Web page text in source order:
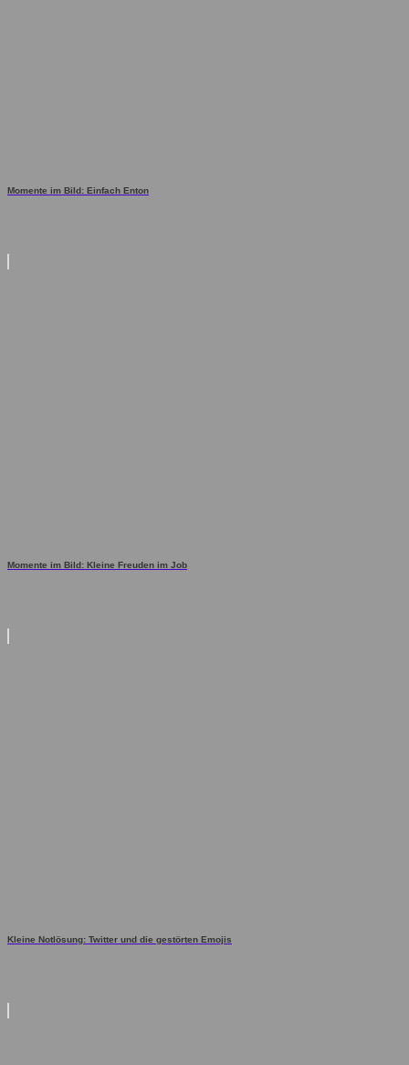
Momente im Bild: Einfach Enton
Momente im Bild: Kleine Freuden im Job
Kleine Notlösung: Twitter und die gestörten Emojis